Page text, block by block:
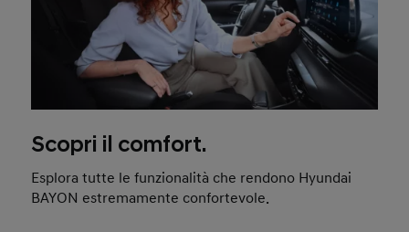
Scopri il comfort.
Esplora tutte le funzionalità che rendono Hyundai
BAYON estremamente confortevole.